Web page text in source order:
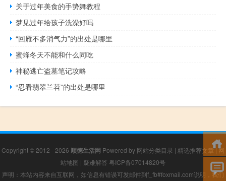
关于过年美食的手势舞教程
梦见过年给孩子洗澡好吗
“回雁不多消气力”的出处是哪里
蜜蜂冬天不能和什么同吃
神秘逃亡盗墓笔记攻略
“忍看翡翠兰苕”的出处是哪里
Copyright © 2012 - 2026 顺德生活网 Powered by 网站分类目录 | 精选推荐文章|网
站地图 | 疑难解答 粤ICP备07014820号
声明：本站内容来自互联网，如信息有错误可发邮件到f_fb#foxmail.com说明，我们